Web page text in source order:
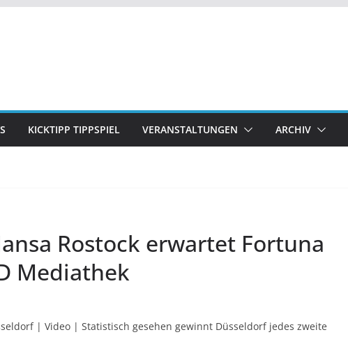
KICKTIPP TIPPSPIEL VERANSTALTUNGEN ARCHIV
Rostock erwartet Fortuna
Mediathek
| Video | Statistisch gesehen gewinnt Düsseldorf jedes zweite